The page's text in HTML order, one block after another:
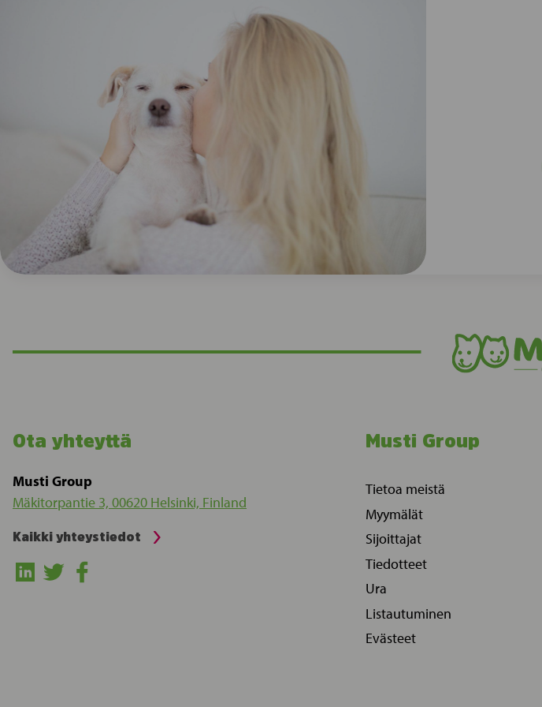
Ota yhteyttä
Musti Group
Mäkitorpantie 3, 00620 Helsinki, Finland
Kaikki yhteystiedot
Musti Group
Tietoa meistä
Myymälät
Sijoittajat
Tiedotteet
Ura
Listautuminen
Evästeet